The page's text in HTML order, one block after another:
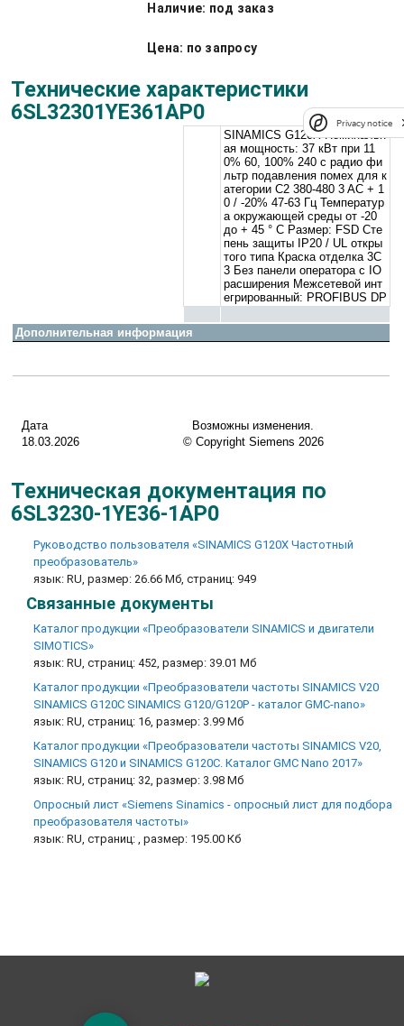
Наличие: под заказ
Цена: по запросу
Технические характеристики
6SL32301YE361AP0
SINAMICS G120X Номинальн
ая мощность: 37 кВт при 11
0% 60, 100% 240 с радио фи
льтр подавления помех для к
атегории C2 380-480 3 AC + 1
0 / -20% 47-63 Гц Температур
а окружающей среды от -20
до + 45 ° C Размер: FSD Сте
пень защиты IP20 / UL откры
того типа Краска отделка 3C
3 Без панели оператора с IO
расширения Межсетевой инт
егрированный: PROFIBUS DP
Дополнительная информация
Дата
18.03.2026
Возможны изменения.
© Copyright Siemens 2026
Техническая документация по
6SL3230-1YE36-1AP0
Руководство пользователя «SINAMICS G120X Частотный
преобразователь»
язык: RU, размер: 26.66 Мб, страниц: 949
Связанные документы
Каталог продукции «Преобразователи SINAMICS и двигатели
SIMOTICS»
язык: RU, страниц: 452, размер: 39.01 Мб
Каталог продукции «Преобразователи частоты SINAMICS V20
SINAMICS G120C SINAMICS G120/G120P - каталог GMC-nano»
язык: RU, страниц: 16, размер: 3.99 Мб
Каталог продукции «Преобразователи частоты SINAMICS V20,
SINAMICS G120 и SINAMICS G120C. Каталог GMC Nano 2017»
язык: RU, страниц: 32, размер: 3.98 Мб
Опросный лист «Siemens Sinamics - опросный лист для подбора
преобразователя частоты»
язык: RU, страниц: , размер: 195.00 Кб
Privacy notice